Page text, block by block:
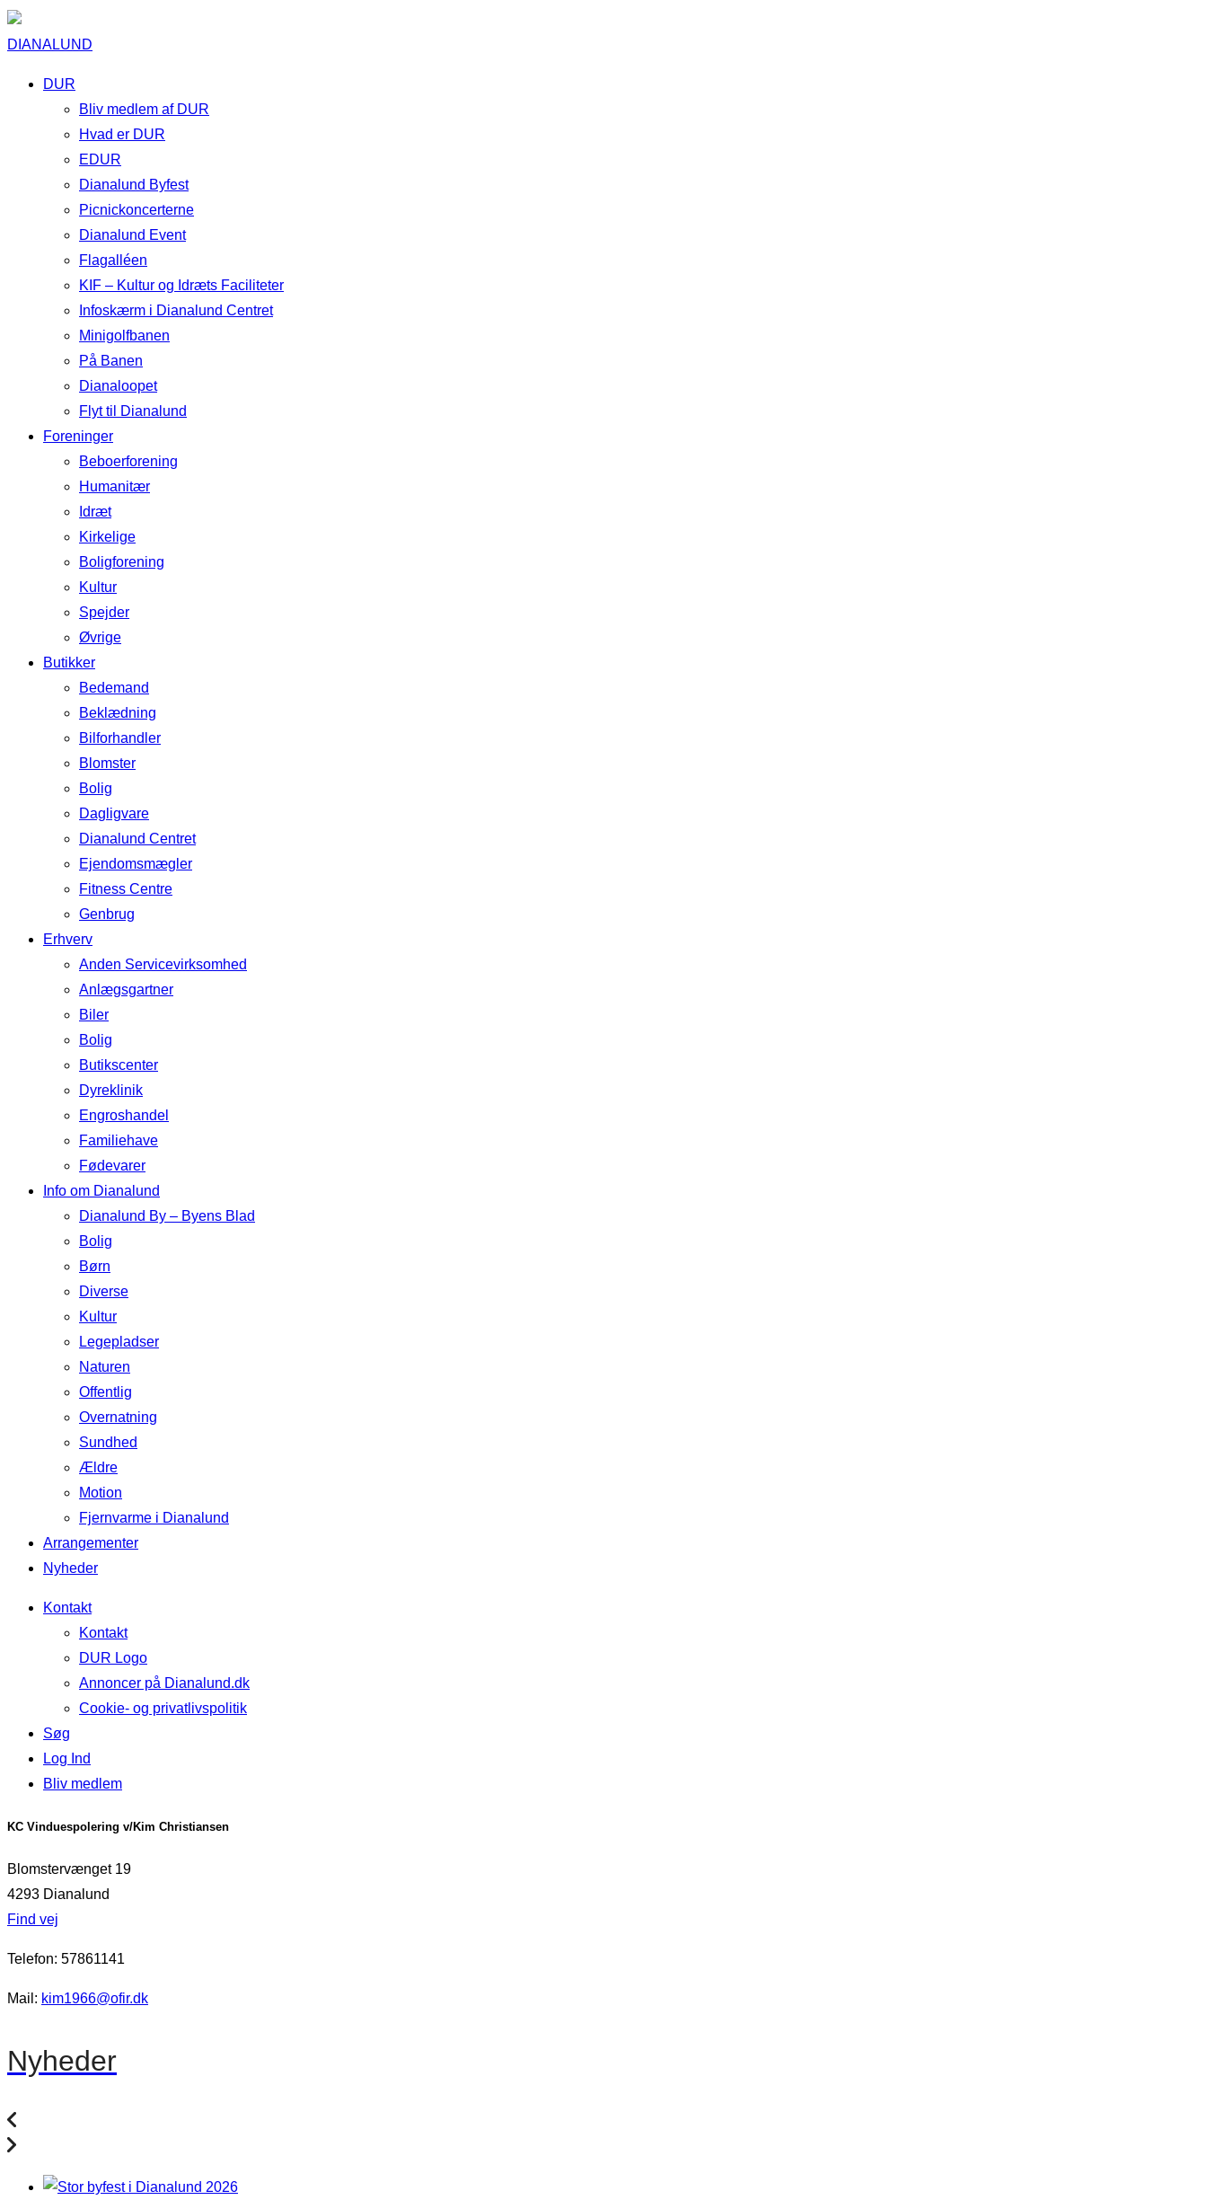
DIANALUND
DUR
Bliv medlem af DUR
Hvad er DUR
EDUR
Dianalund Byfest
Picnickoncerterne
Dianalund Event
Flagalléen
KIF – Kultur og Idræts Faciliteter
Infoskærm i Dianalund Centret
Minigolfbanen
På Banen
Dianaloopet
Flyt til Dianalund
Foreninger
Beboerforening
Humanitær
Idræt
Kirkelige
Boligforening
Kultur
Spejder
Øvrige
Butikker
Bedemand
Beklædning
Bilforhandler
Blomster
Bolig
Dagligvare
Dianalund Centret
Ejendomsmægler
Fitness Centre
Genbrug
Erhverv
Anden Servicevirksomhed
Anlægsgartner
Biler
Bolig
Butikscenter
Dyreklinik
Engroshandel
Familiehave
Fødevarer
Info om Dianalund
Dianalund By – Byens Blad
Bolig
Børn
Diverse
Kultur
Legepladser
Naturen
Offentlig
Overnatning
Sundhed
Ældre
Motion
Fjernvarme i Dianalund
Arrangementer
Nyheder
Kontakt
Kontakt
DUR Logo
Annoncer på Dianalund.dk
Cookie- og privatlivspolitik
Søg
Log Ind
Bliv medlem
KC Vinduespolering v/Kim Christiansen
Blomstervænget 19
4293 Dianalund
Find vej
Telefon: 57861141
Mail: kim1966@ofir.dk
Nyheder